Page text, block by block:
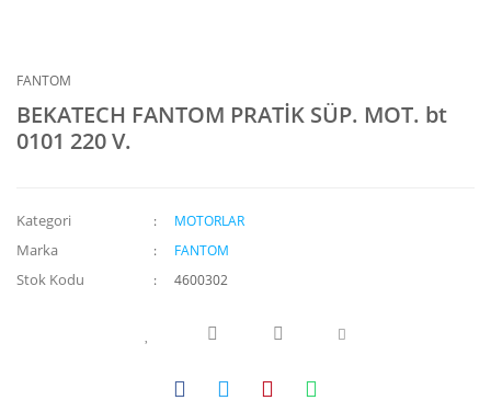
FANTOM
BEKATECH FANTOM PRATİK SÜP. MOT. bt
0101 220 V.
Kategori MOTORLAR
Marka FANTOM
Stok Kodu 4600302